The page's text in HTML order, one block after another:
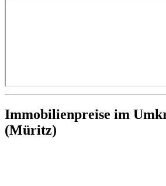
Immobilienpreise im
(Müritz)